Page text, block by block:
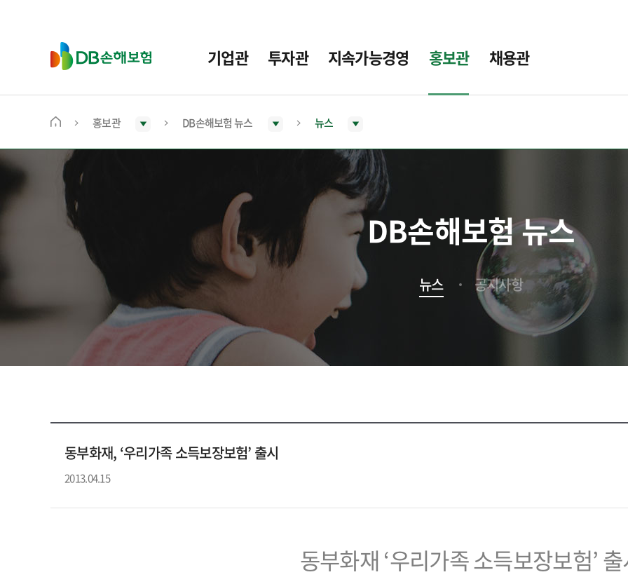
D
B
보
기업관 투자관 지속가능경영 홍보관 채용관
메
홍보관 DB손해보험 뉴스 뉴스
DB손해보험 뉴스
뉴스 공지사항
동부화재, ‘우리가족 소득보장보험’ 출시
2013.04.15
동부화재 ‘우리가족 소득보장보험’